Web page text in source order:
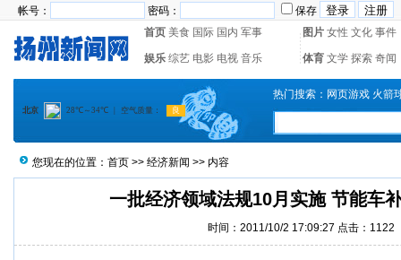
帐号： 密码：
保存
首页 美食 国际 国内 军事 图片 女性 文化 事件
娱乐 综艺 电影 电视 音乐 体育 文学 探索 奇闻
热门搜索： 网页游戏 火箭
您现在的位置： 首页 >> 经济新闻 >> 内容
一批经济领域法规10月实施 节能车
时间：2011/10/2 17:09:27 点击： 1122